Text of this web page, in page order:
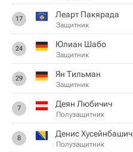
17 Леарт Пакярада
Защитник
24 Юлиан Шабо
Защитник
29 Ян Тильман
Защитник
7 Деян Любичич
Полузащитник
8 Денис Хусейнбашич
Полузащитник